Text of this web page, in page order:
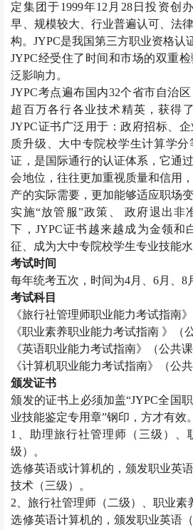
定集团于1999年12 月 28日投资创办
早、规模较大、行业普遍认可、法
构。JYPC是我国第三方职业资格认
JYPC经受住了时间和市场的双重
泛影响力。
JYPC考点遍布国内32个省市自治区
超百万各行各业技术精英，获得了
JYPC证书广泛用于：政府招标、
质升级、大中专院校学生计算学
证，是国际通行的认证体系，它通
会地位，往往更加重视质量和信用
产的实际需要，更加能够适应职场
实施“放管服”政策、 政府退出非
下， JYPC证书越来越成为金领和
征、成为大中专院校学生专业技能水
考试时间
每年统考五次，时间为4月、6月、8
考试科目
《旅行社管理师职业能力考试指南
《职业素养职业能力考试指南 》（
《英语职业能力考试指南》（公共课
《计算机职业能力考试指南》（公共
颁发证书
颁发的证书上必须加盖“JYPC全国
业技能鉴定专用章”钢印，方才有效。
1
、助理旅行社管理师（三级）
级）。
选修英语或计算机的，颁发职业英
技术（三级）。
2 、旅行社管理师（二级）、职业素
选修英语计算机的，颁发职业英语